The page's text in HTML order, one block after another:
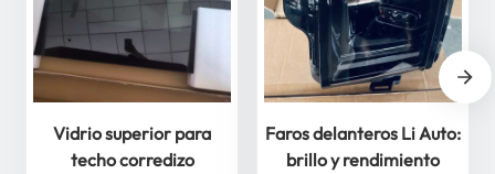
Vidrio superior para
techo corredizo
Faros delanteros Li Auto:
brillo y rendimiento